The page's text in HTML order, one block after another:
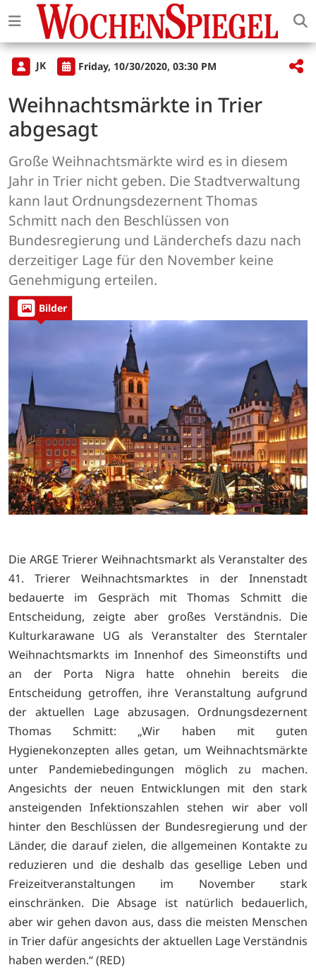
JK Friday, 10/30/2020, 03:30 PM
Weihnachtsmärkte in Trier
abgesagt
Große Weihnachtsmärkte wird es in diesem
Jahr in Trier nicht geben. Die Stadtverwaltung
kann laut Ordnungsdezernent Thomas
Schmitt nach den Beschlüssen von
Bundesregierung und Länderchefs dazu nach
derzeitiger Lage für den November keine
Genehmigung erteilen.
Bilder
Die ARGE Trierer Weihnachtsmarkt als Veranstalter des
41. Trierer Weihnachtsmarktes in der Innenstadt
bedauerte im Gespräch mit Thomas Schmitt die
Entscheidung, zeigte aber großes Verständnis. Die
Kulturkarawane UG als Veranstalter des Sterntaler
Weihnachtsmarkts im Innenhof des Simeonstifts und
an der Porta Nigra hatte ohnehin bereits die
Entscheidung getroffen, ihre Veranstaltung aufgrund
der aktuellen Lage abzusagen. Ordnungsdezernent
Thomas Schmitt: „Wir haben mit guten
Hygienekonzepten alles getan, um Weihnachtsmärkte
unter Pandemiebedingungen möglich zu machen.
Angesichts der neuen Entwicklungen mit den stark
ansteigenden Infektionszahlen stehen wir aber voll
hinter den Beschlüssen der Bundesregierung und der
Länder, die darauf zielen, die allgemeinen Kontakte zu
reduzieren und die deshalb das gesellige Leben und
Freizeitveranstaltungen im November stark
einschränken. Die Absage ist natürlich bedauerlich,
aber wir gehen davon aus, dass die meisten Menschen
in Trier dafür angesichts der aktuellen Lage Verständnis
haben werden.“ (RED)